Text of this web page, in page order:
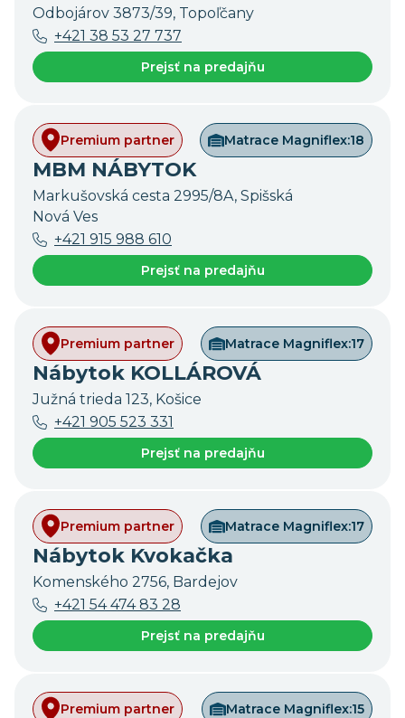
Odbojárov 3873/39, Topoľčany
+421 38 53 27 737
Prejsť na predajňu
Premium partner Matrace Magniflex:18
MBM NÁBYTOK
Markušovská cesta 2995/8A, Spišská
Nová Ves
+421 915 988 610
Prejsť na predajňu
Premium partner Matrace Magniflex:17
Nábytok KOLLÁROVÁ
Južná trieda 123, Košice
+421 905 523 331
Prejsť na predajňu
Premium partner Matrace Magniflex:17
Nábytok Kvokačka
Komenského 2756, Bardejov
+421 54 474 83 28
Prejsť na predajňu
Premium partner Matrace Magniflex:15